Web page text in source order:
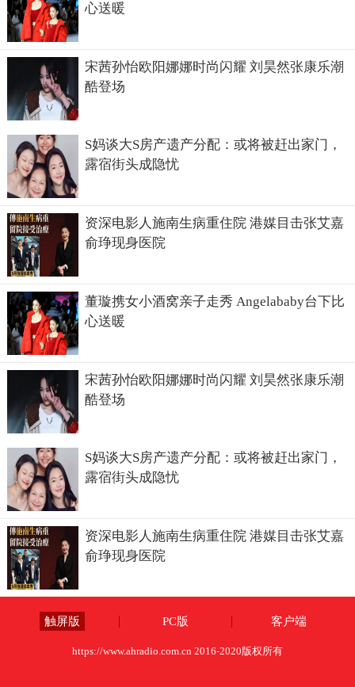
心送暖
宋茜孙怡欧阳娜娜时尚闪耀 刘昊然张康乐潮
酷登场
S妈谈大S房产遗产分配：或将被赶出家门，
露宿街头成隐忧
资深电影人施南生病重住院 港媒目击张艾嘉
俞琤现身医院
董璇携女小酒窝亲子走秀 Angelababy台下比
心送暖
宋茜孙怡欧阳娜娜时尚闪耀 刘昊然张康乐潮
酷登场
S妈谈大S房产遗产分配：或将被赶出家门，
露宿街头成隐忧
资深电影人施南生病重住院 港媒目击张艾嘉
俞琤现身医院
触屏版 PC版 客户端
https://www.ahradio.com.cn 2016-2020版权所有